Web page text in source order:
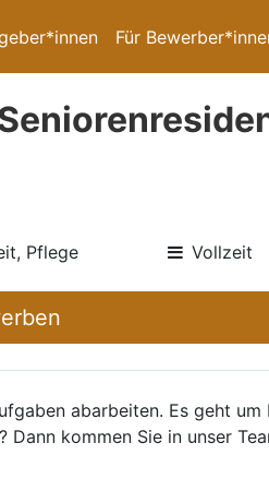
Für
Pflege Vollzeit
abarbeiten. Es geht um
kommen Sie in unser